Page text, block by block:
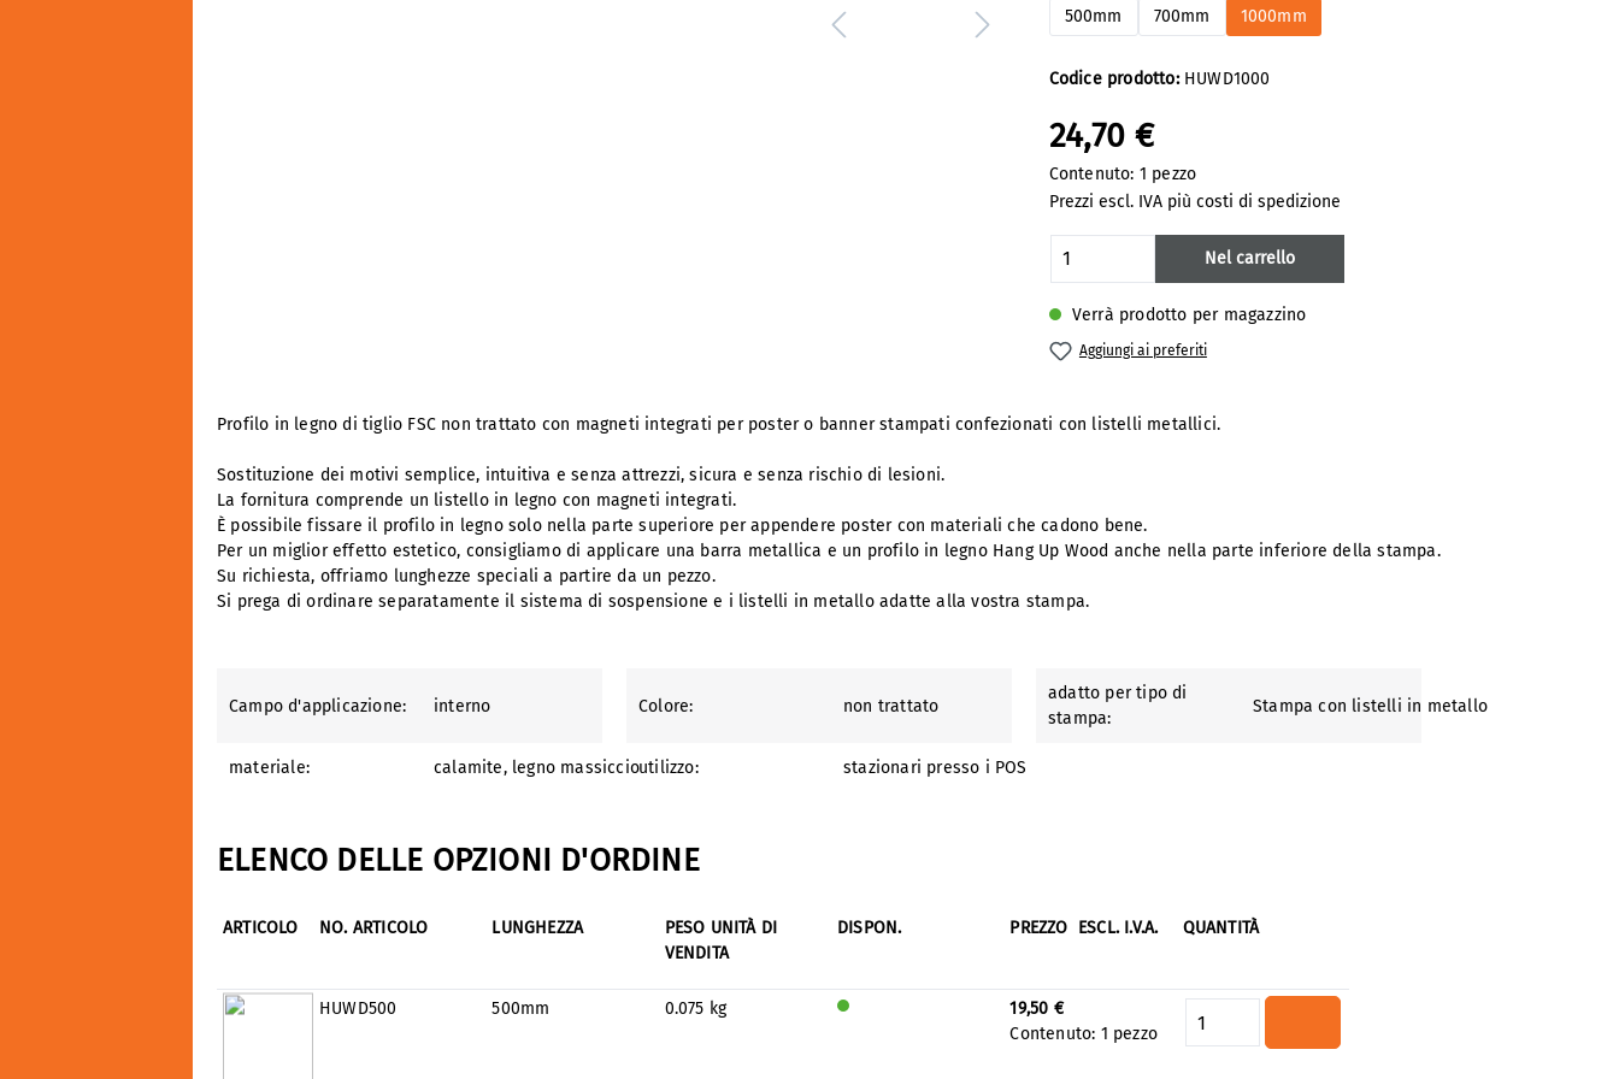
Codice prodotto: HUWD1000
24,70 €
Contenuto: 1 pezzo
Prezzi escl. IVA più costi di spedizione
Verrà prodotto per magazzino
500mm
700mm 1000mm
Quantità del prodotto: inserisci la
Nel carrello
Aggiungi ai preferiti
Profilo in legno di tiglio FSC non trattato con magneti integrati per poster o banner stampati confezionati con listelli metallici.
Sostituzione dei motivi semplice, intuitiva e senza attrezzi, sicura e senza rischio di lesioni.
La fornitura comprende un listello in legno con magneti integrati.
È possibile fissare il profilo in legno solo nella parte superiore per appendere poster con materiali che cadono bene.
Per un miglior effetto estetico, consigliamo di applicare una barra metallica e un profilo in legno Hang Up Wood anche nella parte inferiore della stampa.
Su richiesta, offriamo lunghezze speciali a partire da un pezzo.
Si prega di ordinare separatamente il sistema di sospensione e i listelli in metallo adatte alla vostra stampa.
Campo d'applicazione: interno Colore: non trattato
adatto per tipo di
stampa:
Stampa con listelli in metallo
materiale: calamite, legno massiccioutilizzo: stazionari presso i POS
ELENCO DELLE OPZIONI D'ORDINE
ARTICOLO NO. ARTICOLO LUNGHEZZA
PESO UNITÀ DI
VENDITA
DISPON. PREZZO ESCL. I.V.A. QUANTITÀ
HUWD500 500mm 0.075 kg
19,50 €
Contenuto: 1 pezzo Quantità del prodotto: